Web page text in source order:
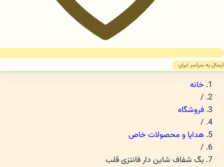
ارسال به سراسر ایران
خانه
/
فروشگاه
/
هدایا و محصولات خاص
/
بگ شفاف شاین دار فانتزی قلب